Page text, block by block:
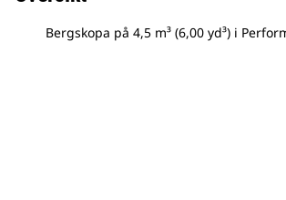
Bergskopa på 4,5 m³ (6,00 yd³) i